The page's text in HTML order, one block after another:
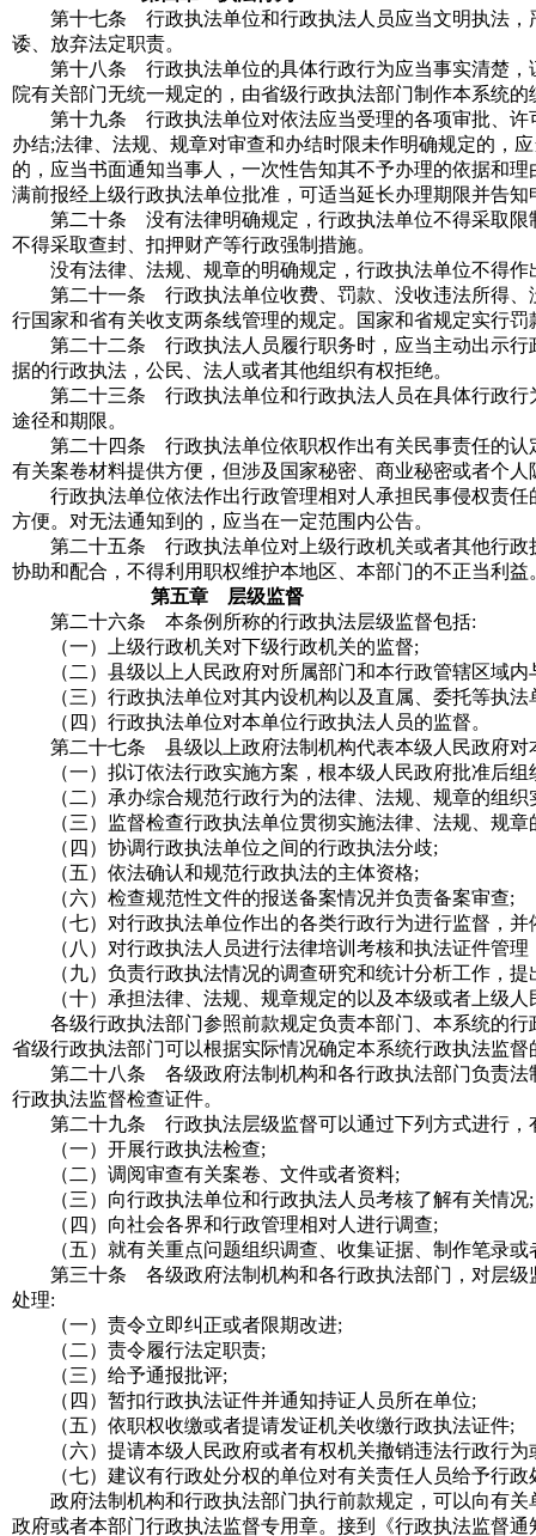
第十七条 行政执法单位和行政执法人员应当文明执法，
诿、放弃法定职责。
第十八条 行政执法单位的具体行政行为应当事实清楚，
院有关部门无统一规定的，由省级行政执法部门制作本系统
第十九条 行政执法单位对依法应当受理的各项审批、许
办结;法律、法规、规章对审查和办结时限未作明确规定的，
的，应当书面通知当事人，一次性告知其不予办理的依据和
满前报经上级行政执法单位批准，可适当延长办理期限并告
第二十条 没有法律明确规定，行政执法单位不得采取限
不得采取查封、扣押财产等行政强制措施。
没有法律、法规、规章的明确规定，行政执法单位不得作
第二十一条 行政执法单位收费、罚款、没收违法所得、
行国家和省有关收支两条线管理的规定。国家和省规定实行
第二十二条 行政执法人员履行职务时，应当主动出示行
据的行政执法，公民、法人或者其他组织有权拒绝。
第二十三条 行政执法单位和行政执法人员在具体行政行
途径和期限。
第二十四条 行政执法单位依职权作出有关民事责任的认
有关案卷材料提供方便，但涉及国家秘密、商业秘密或者个人
行政执法单位依法作出行政管理相对人承担民事侵权责任
方便。对无法通知到的，应当在一定范围内公告。
第二十五条 行政执法单位对上级行政机关或者其他行政
协助和配合，不得利用职权维护本地区、本部门的不正当利益
第五章 层级监督
第二十六条 本条例所称的行政执法层级监督包括:
（一）上级行政机关对下级行政机关的监督;
（二）县级以上人民政府对所属部门和本行政管辖区域内
（三）行政执法单位对其内设机构以及直属、委托等执法
（四）行政执法单位对本单位行政执法人员的监督。
第二十七条 县级以上政府法制机构代表本级人民政府对
（一）拟订依法行政实施方案，根本级人民政府批准后组
（二）承办综合规范行政行为的法律、法规、规章的组织
（三）监督检查行政执法单位贯彻实施法律、法规、规章
（四）协调行政执法单位之间的行政执法分歧;
（五）依法确认和规范行政执法的主体资格;
（六）检查规范性文件的报送备案情况并负责备案审查;
（七）对行政执法单位作出的各类行政行为进行监督，并
（八）对行政执法人员进行法律培训考核和执法证件管理
（九）负责行政执法情况的调查研究和统计分析工作，提
（十）承担法律、法规、规章规定的以及本级或者上级人
各级行政执法部门参照前款规定负责本部门、本系统的行
省级行政执法部门可以根据实际情况确定本系统行政执法监督
第二十八条 各级政府法制机构和各行政执法部门负责法
行政执法监督检查证件。
第二十九条 行政执法层级监督可以通过下列方式进行，
（一）开展行政执法检查;
（二）调阅审查有关案卷、文件或者资料;
（三）向行政执法单位和行政执法人员考核了解有关情况;
（四）向社会各界和行政管理相对人进行调查;
（五）就有关重点问题组织调查、收集证据、制作笔录或
第三十条 各级政府法制机构和各行政执法部门，对层级
处理:
（一）责令立即纠正或者限期改进;
（二）责令履行法定职责;
（三）给予通报批评;
（四）暂扣行政执法证件并通知持证人员所在单位;
（五）依职权收缴或者提请发证机关收缴行政执法证件;
（六）提请本级人民政府或者有权机关撤销违法行政行为
（七）建议有行政处分权的单位对有关责任人员给予行政
政府法制机构和行政执法部门执行前款规定，可以向有关
政府或者本部门行政执法监督专用章。接到《行政执法监督